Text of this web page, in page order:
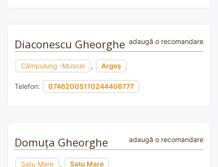
Diaconescu Gheorghe adaugă o recomandare
Câmpulung -Muscel , Argeș
Telefon: 07462005110244406777
Domuța Gheorghe adaugă o recomandare
Satu Mare , Satu Mare